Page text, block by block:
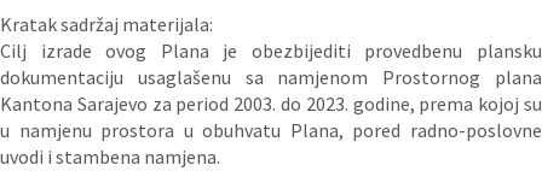
Kratak sadržaj materijala:
Cilj izrade ovog Plana je obezbijediti provedbenu plansku
dokumentaciju usaglašenu sa namjenom Prostornog plana
Kantona Sarajevo za period 2003. do 2023. godine, prema kojoj su
u namjenu prostora u obuhvatu Plana, pored radno-poslovne
uvodi i stambena namjena.